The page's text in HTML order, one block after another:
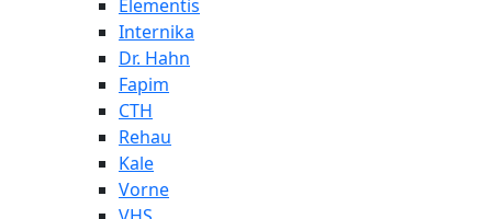
Elementis
Internika
Dr. Hahn
Fapim
СТН
Rehau
Kale
Vorne